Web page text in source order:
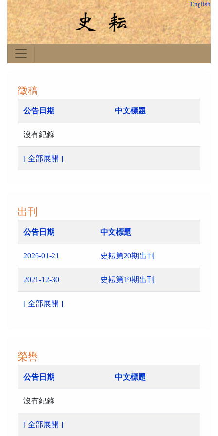
English
徵稿
公告日期 中文標題
沒有紀錄
[ 全部展開 ]
出刊
公告日期 中文標題
2026-01-21 史耘第20期出刊
2021-12-30 史耘第19期出刊
[ 全部展開 ]
榮譽
公告日期 中文標題
沒有紀錄
[ 全部展開 ]